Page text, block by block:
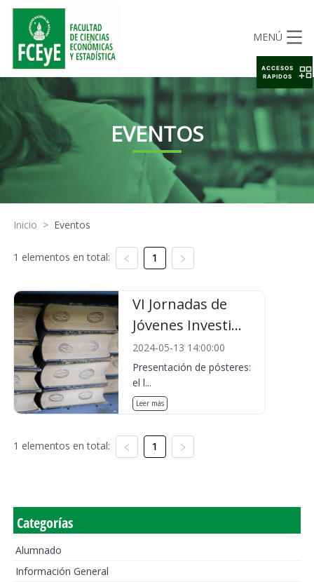
MENÚ
EVENTOS
Inicio > Eventos
1 elementos en total: 1
VI Jornadas de
Jóvenes Investi...
2024-05-13 14:00:00
Presentación de pósteres:
el l...
Leer más
1 elementos en total: 1
Categorías
Alumnado
Información General
ACCESOS
RAPIDOS